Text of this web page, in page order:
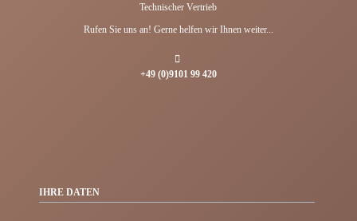
Technischer Vertrieb
Rufen Sie uns an! Gerne helfen wir Ihnen weiter...
+49 (0)9101 99 420
IHRE DATEN